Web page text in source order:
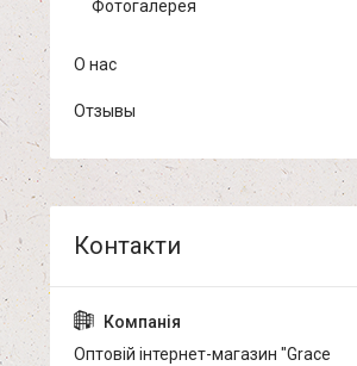
Фотогалерея
О нас
Отзывы
Оптовій інтернет-магазин "Grace